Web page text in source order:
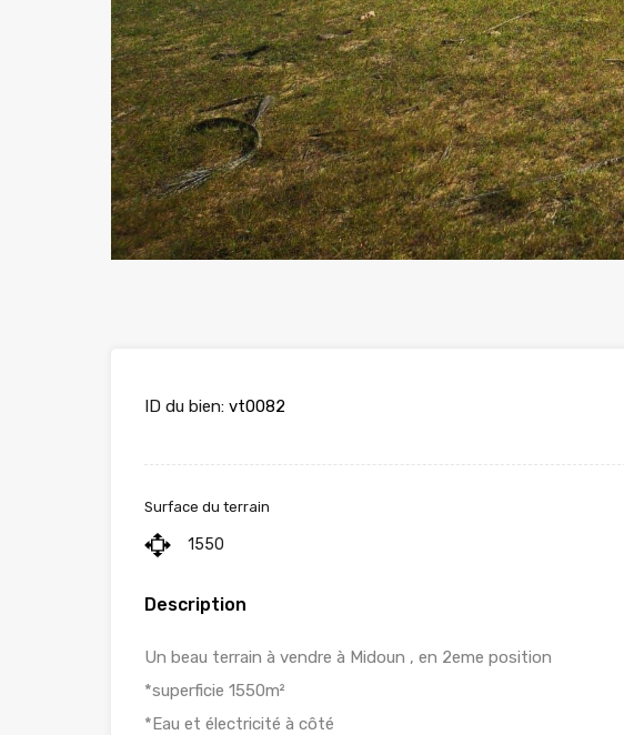
ID du bien: vt0082
Surface du terrain
1550
Description
Un beau terrain à vendre à Midoun , en 2eme position
*superficie 1550m²
*Eau et électricité à côté